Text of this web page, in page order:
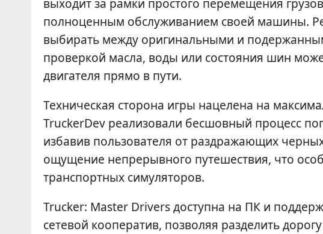
полноценным обслуживанием своей машины.
выбирать между оригинальными и
проверкой масла, воды или состояния шин
двигателя прямо в пути.
Техническая сторона игры нацелена на
TruckerDev реализовали бесшовный процесс
избавив пользователя от раздражающих
ощущение непрерывного путешествия, что
транспортных симуляторов.
Trucker: Master Drivers доступна на ПК и
сетевой кооператив, позволяя разделить